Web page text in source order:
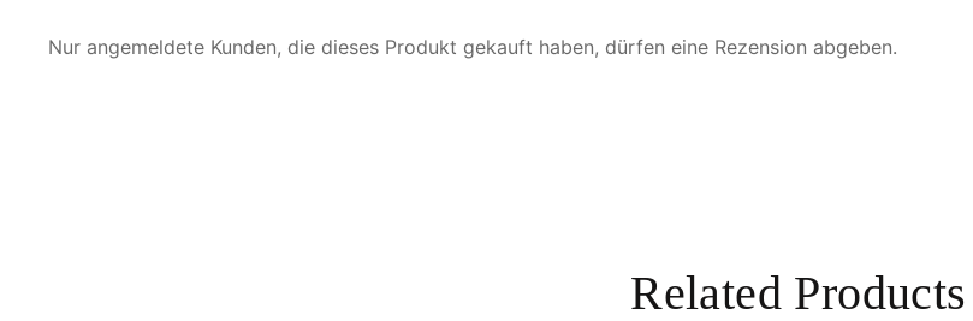
Nur angemeldete Kunden, die dieses Produkt gekauft haben, dürfen eine Rezension abgeben.
Related Products